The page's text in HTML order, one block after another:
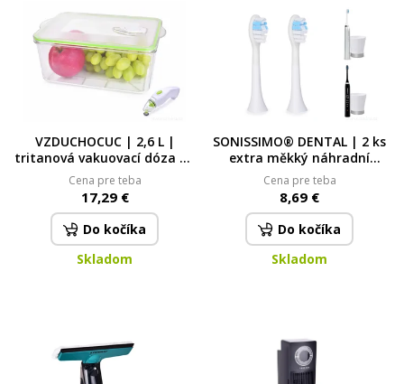
VZDUCHOCUC | 2,6 L |
tritanová vakuovací dóza na
potraviny
Cena pre teba
17,29 €
Do kočíka
Skladom
SONISSIMO® DENTAL | 2 ks
extra měkký náhradní
kartáček (pouze pro typ
DENTAL – starší typ strojku)
pouze pro typ DENTAL
(starší typ strojku)
Cena pre teba
8,69 €
Do kočíka
Skladom